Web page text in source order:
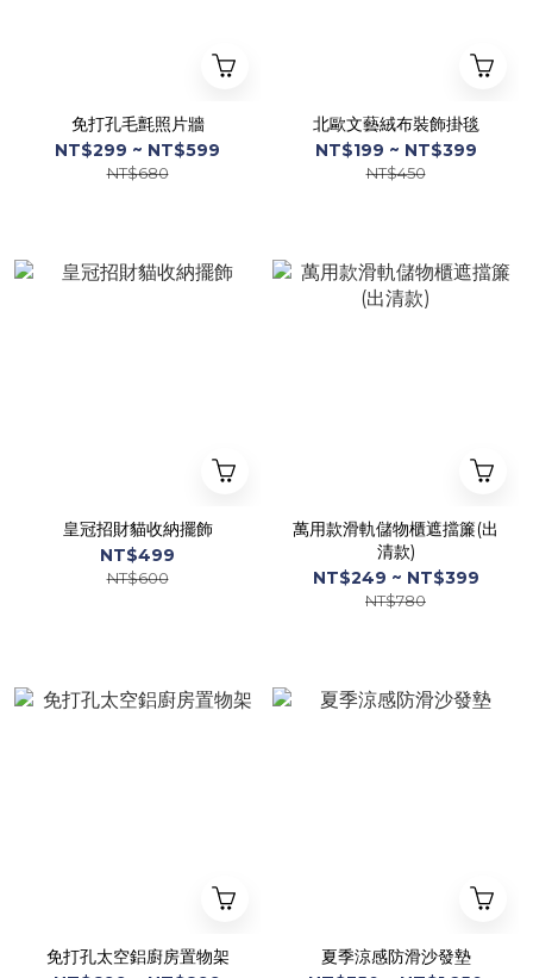
免打孔毛氈照片牆
NT$299 ~ NT$599
NT$680
北歐文藝絨布裝飾掛毯
NT$199 ~ NT$399
NT$450
皇冠招財貓收納擺飾
NT$499
NT$600
萬用款滑軌儲物櫃遮擋簾(出
清款)
NT$249 ~ NT$399
NT$780
免打孔太空鋁廚房置物架
夏季涼感防滑沙發墊